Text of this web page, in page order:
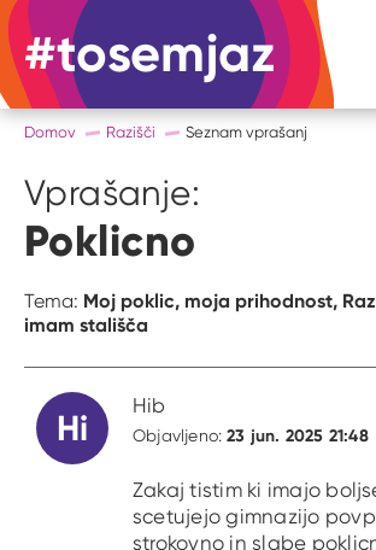
#tosemjaz #to sem jaz
Domov Razišči Seznam vprašanj
Vprašanje:
Poklicno
Tema: Moj poklic, moja prihodnost,
imam stališča
Hi
Hib
Objavljeno:23 jun. 2025 21:48
Zakaj tistim ki imajo
scetujejo gimnazijo
strokovno in slabe